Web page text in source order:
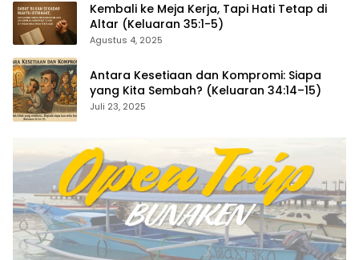
Kembali ke Meja Kerja, Tapi Hati Tetap di
Altar (Keluaran 35:1-5)
Agustus 4, 2025
Antara Kesetiaan dan Kompromi: Siapa
yang Kita Sembah? (Keluaran 34:14–15)
Juli 23, 2025